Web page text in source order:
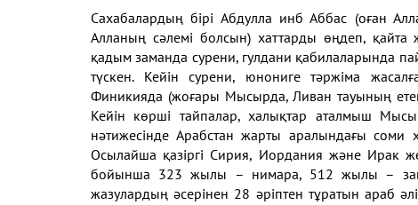
Сахабалардың бірі Абдулла инб Аббас (оған
Алланың сәлемі болсын) хаттарды өңдеп, қайта
қадым заманда сурени, гулдани қабилаларында
түскен. Кейін сурени, юнониге тәржіма
Финикияда (жоғары Мысырда, Ливан тауының
Кейін көрші тайпалар, халықтар аталмыш
нәтижесінде Арабстан жарты аралындағы
Осылайша қазіргі Сирия, Иордания және Ирак
бойынша 323 жылы – нимара, 512 жылы –
жазулардың әсерінен 28 әріптен тұратын араб